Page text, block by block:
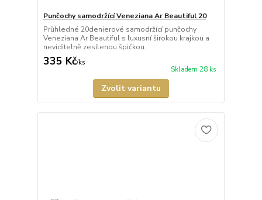
Punčochy samodržící Veneziana Ar Beautiful 20
Průhledné 20denierové samodržící punčochy
Veneziana Ar Beautiful s luxusní širokou krajkou a
neviditelně zesílenou špičkou.
335 Kč/ks
Skladem 28 ks
Zvolit variantu